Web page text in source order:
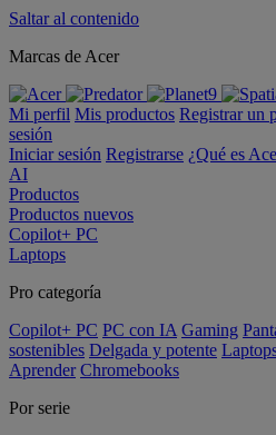
Saltar al contenido
Marcas de Acer
Mi perfil Mis productos Registrar un
sesión
Iniciar sesión Registrarse ¿Qué es
AI
Productos
Productos nuevos
Copilot+ PC
Laptops
Pro categoría
Copilot+ PC PC con IA Gaming
sostenibles Delgada y potente
Aprender Chromebooks
Por serie